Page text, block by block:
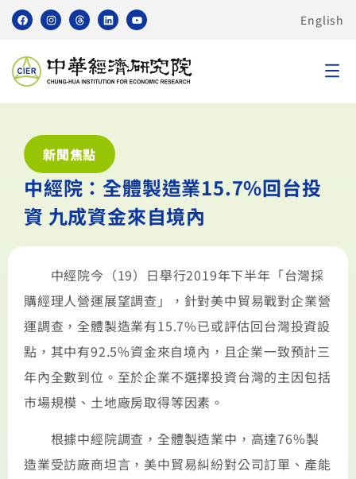
English
新聞焦點
中經院：全體製造業15.7%回台投
資 九成資金來自境內
中經院今（19）日舉行2019年下半年「台灣採
購經理人營運展望調查」，針對美中貿易戰對企業營
運調查，全體製造業有15.7%已或評估回台灣投資設
點，其中有92.5%資金來自境內，且企業一致預計三
年內全數到位。至於企業不選擇投資台灣的主因包括
市場規模、土地廠房取得等因素。
根據中經院調查，全體製造業中，高達76%製
造業受訪廠商坦言，美中貿易糾紛對公司訂單、產能